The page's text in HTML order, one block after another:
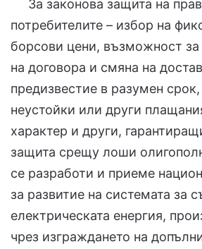
За законова защита на
потребителите – избор на
борсови цени, възможност за
на договора и смяна на
предизвестие в разумен
неустойки или други
характер и други,
защита срещу лоши
се разработи и приеме
за развитие на системата за
електрическата енергия,
чрез изграждането на